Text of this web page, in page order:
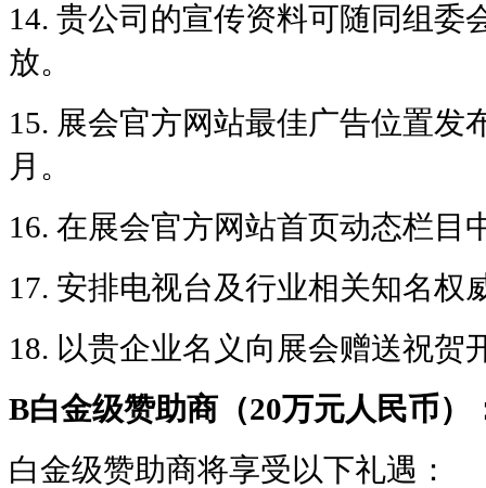
14. 贵公司的宣传资料可随同组委
放。
15. 展会官方网站最佳广告位置发
月。
16. 在展会官方网站首页动态栏目
17. 安排电视台及行业相关知名权
18. 以贵企业名义向展会赠送祝贺
B白金级赞助商（20万元人民币）
白金级赞助商将享受以下礼遇：